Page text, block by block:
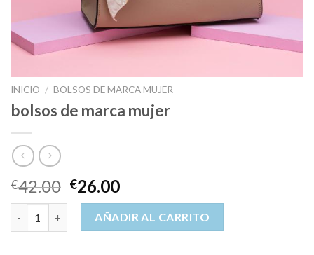
INICIO / BOLSOS DE MARCA MUJER
bolsos de marca mujer
€42.00 €26.00
bolsos de marca mujer cantidad
AÑADIR AL CARRITO